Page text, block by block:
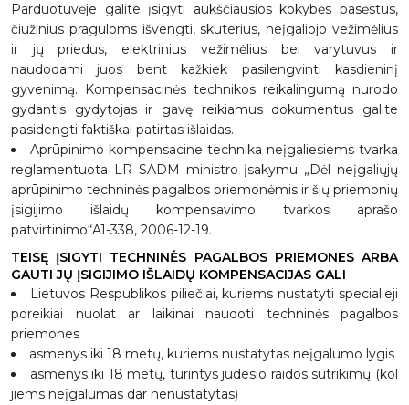
Parduotuvėje galite įsigyti aukščiausios kokybės pasėstus,
čiužinius praguloms išvengti, skuterius, neįgaliojo vežimėlius
ir jų priedus, elektrinius vežimėlius bei varytuvus ir
naudodami juos bent kažkiek pasilengvinti kasdieninį
gyvenimą. Kompensacinės technikos reikalingumą nurodo
gydantis gydytojas ir gavę reikiamus dokumentus galite
pasidengti faktiškai patirtas išlaidas.
Aprūpinimo kompensacine technika neįgaliesiems tvarka
reglamentuota LR SADM ministro įsakymu „Dėl neįgaliųjų
aprūpinimo techninės pagalbos priemonėmis ir šių priemonių
įsigijimo išlaidų kompensavimo tvarkos aprašo
patvirtinimo“A1-338, 2006-12-19.
TEISĘ ĮSIGYTI TECHNINĖS PAGALBOS PRIEMONES ARBA
GAUTI JŲ ĮSIGIJIMO IŠLAIDŲ KOMPENSACIJAS GALI
Lietuvos Respublikos piliečiai, kuriems nustatyti specialieji
poreikiai nuolat ar laikinai naudoti techninės pagalbos
priemones
asmenys iki 18 metų, kuriems nustatytas neįgalumo lygis
asmenys iki 18 metų, turintys judesio raidos sutrikimų (kol
jiems neįgalumas dar nenustatytas)